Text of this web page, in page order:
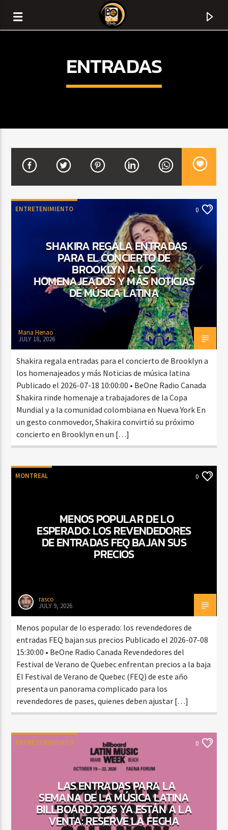
TITLE
FIESTA DJ MIX
9:00 PM 12:00 AM
ENTRADAS
ENTRETENIMIENTO 0
SHAKIRA REGALA ENTRADAS
PARA EL CONCIERTO DE
BROOKLYN A LOS
HOMENAJEADOS Y MÁS NOTICIAS
DE MÚSICA LATINA
Maria Henao
JULY 18, 2026
Shakira regala entradas para el concierto de Brooklyn a
los homenajeados y más Noticias de música latina
Publicado el 2026-07-18 10:00:00 • BeOne Radio Canada
Shakira rinde homenaje a trabajadores de la Copa
Mundial y a la comunidad colombiana en Nueva York En
un gesto conmovedor, Shakira convirtió su próximo
concierto en Brooklyn en un […]
MONTREAL 0
MENOS POPULAR DE LO
ESPERADO: LOS REVENDEDORES
DE ENTRADAS FEQ BAJAN SUS
PRECIOS
rasco
JULY 9, 2026
Menos popular de lo esperado: los revendedores de
entradas FEQ bajan sus precios Publicado el 2026-07-08
15:30:00 • BeOne Radio Canada Revendedores del
Festival de Verano de Quebec enfrentan precios a la baja
El Festival de Verano de Quebec (FEQ) de este año
presenta un panorama complicado para los
revendedores de pases, quienes deben ajustar […]
ENTRETENIMIENTO 0
LAS ENTRADAS PARA LA
SEMANA DE LA MÚSICA LATINA
BILLBOARD 2026 YA ESTÁN A LA
VENTA: RESERVE LA FECHA